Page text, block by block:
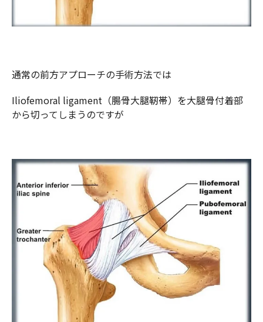
通常の前方アプローチの手術方法では
Iliofemoral ligament（腸骨大腿靭帯）を大腿骨付着部
から切ってしまうのですが